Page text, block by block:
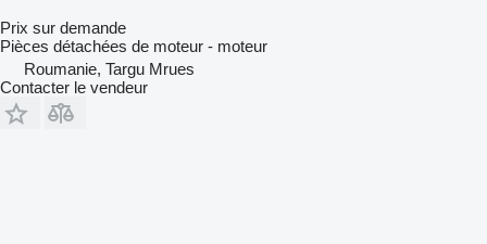
Prix sur demande
Pièces détachées de moteur - moteur
Roumanie, Targu Mrues
Contacter le vendeur